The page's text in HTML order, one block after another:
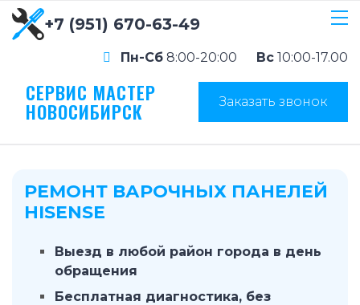
+7 (951) 670-63-49
Пн-Сб 8:00-20:00 Вс 10:00-17.00
СЕРВИС МАСТЕР
НОВОСИБИРСК Заказать звонок
РЕМОНТ ВАРОЧНЫХ ПАНЕЛЕЙ
HISENSE
Выезд в любой район города в день
обращения
Бесплатная диагностика, без